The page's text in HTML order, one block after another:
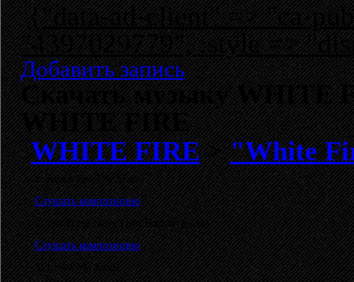
{"data-ad-client" => "ca-
"4397029779", :style =>
Добавить запись
Скачать музыку WHITE
WHITE FIRE
WHITE FIRE>"White
1. Reach For The Stars
Слушать композицию
2. Just Dirty Story (Just Fuckin' Story)
Слушать композицию
3. Leave Me Alone